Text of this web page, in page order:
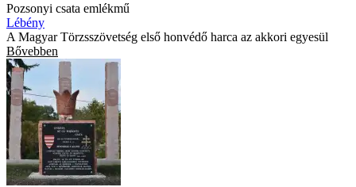
Pozsonyi csata emlékmű
Lébény
A Magyar Törzsszövetség első honvédő harca az akkori egyesül
Bővebben